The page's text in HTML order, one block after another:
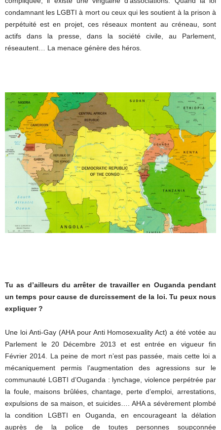
condamnant les LGBTI à mort ou ceux qui les soutient à la prison à
perpétuité est en projet, ces réseaux montent au créneau, sont
actifs dans la presse, dans la société civile, au Parlement,
réseautent… La menace génère des héros.
Tu as d’ailleurs du arrêter de travailler en Ouganda pendant
un temps pour cause de durcissement de la loi. Tu peux nous
expliquer ?
Une loi Anti-Gay (AHA pour Anti Homosexuality Act) a été votée au
Parlement le 20 Décembre 2013 et est entrée en vigueur fin
Février 2014. La peine de mort n’est pas passée, mais cette loi a
mécaniquement permis l’augmentation des agressions sur le
communauté LGBTI d’Ouganda : lynchage, violence perpétrée par
la foule, maisons brûlées, chantage, perte d’emploi, arrestations,
expulsions de sa maison, et suicides…. AHA a sévèrement plombé
la condition LGBTI en Ouganda, en encourageant la délation
auprès de la police de toutes personnes soupçonnée